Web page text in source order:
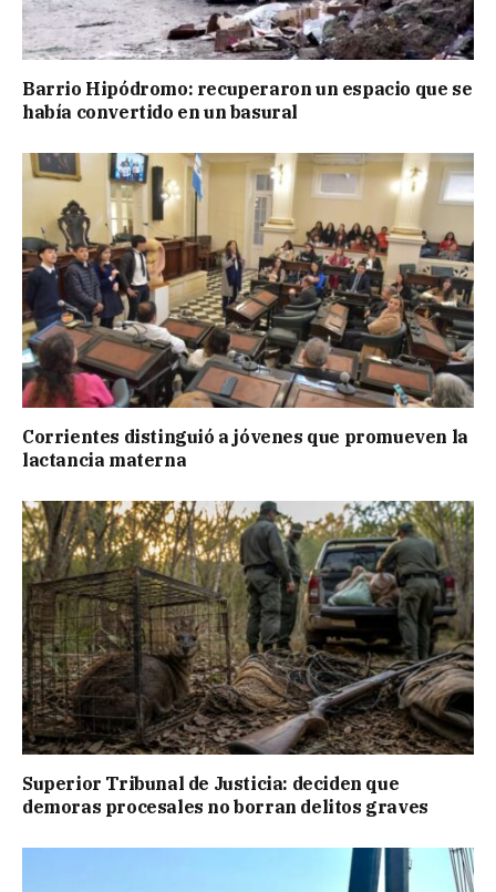
Barrio Hipódromo: recuperaron un espacio que se
había convertido en un basural
Corrientes distinguió a jóvenes que promueven la
lactancia materna
Superior Tribunal de Justicia: deciden que
demoras procesales no borran delitos graves